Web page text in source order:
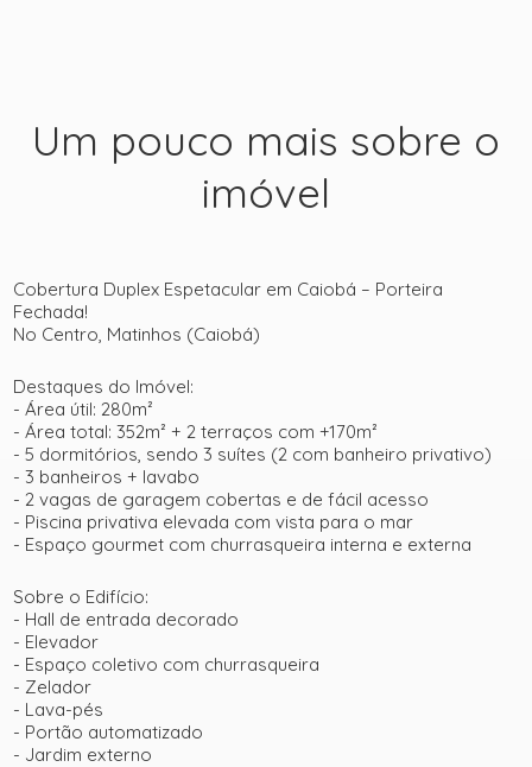
Um pouco mais sobre o
imóvel
Cobertura Duplex Espetacular em Caiobá – Porteira
Fechada!
No Centro, Matinhos (Caiobá)
Destaques do Imóvel:
- Área útil: 280m²
- Área total: 352m² + 2 terraços com +170m²
- 5 dormitórios, sendo 3 suítes (2 com banheiro privativo)
- 3 banheiros + lavabo
- 2 vagas de garagem cobertas e de fácil acesso
- Piscina privativa elevada com vista para o mar
- Espaço gourmet com churrasqueira interna e externa
Sobre o Edifício:
- Hall de entrada decorado
- Elevador
- Espaço coletivo com churrasqueira
- Zelador
- Lava-pés
- Portão automatizado
- Jardim externo